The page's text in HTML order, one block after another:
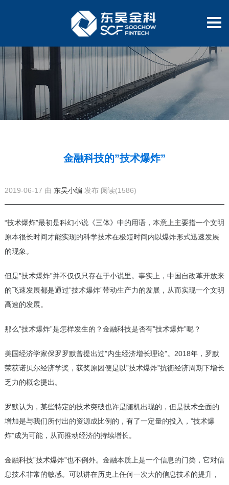
金融科技的”技术爆炸”
2019-06-17 由 东吴小编 发布 阅读(1586)
“技术爆炸”最初是科幻小说《三体》中的用语，本意上主要指一个文明
原本很长时间才能实现的科学技术在极短时间内以爆炸形式迅速发展
的现象。
但是”技术爆炸”并不仅仅只存在于小说里。事实上，中国自改革开放来
的飞速发展都是通过”技术爆炸”带动生产力的发展，从而实现一个文明
高速的发展。
那么”技术爆炸”是怎样发生的？金融科技是否有”技术爆炸”呢？
美国经济学家保罗罗默曾提出过”内生经济增长理论”。2018年，罗默
荣获诺贝尔经济学奖，获奖原因便是以”技术爆炸”抗衡经济周期下增长
乏力的概念提出。
罗默认为，某些特定的技术突破也许是随机出现的，但是技术全面的
增加是与我们所付出的资源成比例的，有了一定量的投入，”技术爆
炸”成为可能，从而推动经济的持续增长。
金融科技”技术爆炸”也不例外。金融本质上是一个信息的门类，它对信
息技术非常的敏感。可以讲在历史上任何一次大的信息技术的提升，